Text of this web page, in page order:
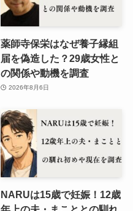
薬師寺保栄はなぜ養子縁組
届を偽造した？29歳女性と
の関係や動機を調査
2026年8月6日
NARUは15歳で妊娠！12歳